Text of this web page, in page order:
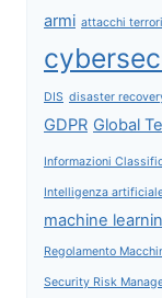
armi attacchi
DIS disaster
GDPR Global
Informazioni
Intelligenza
machine
Regolamento
Security Risk